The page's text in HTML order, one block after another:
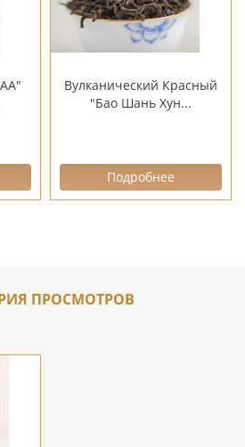
Вулканический Красный
"Бао Шань Хун...
Подробнее
ПРОСМОТРОВ